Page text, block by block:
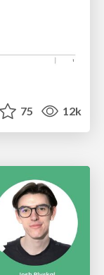
75 12k